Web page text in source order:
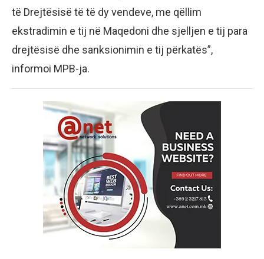
të Drejtësisë të të dy vendeve, me qëllim
ekstradimin e tij në Maqedoni dhe sjelljen e tij para
drejtësisë dhe sanksionimin e tij përkatës”,
informoi MPB-ja.